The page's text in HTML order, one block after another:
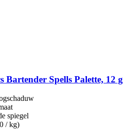
Bartender Spells Palette, 12 g
spiegel
/ kg)